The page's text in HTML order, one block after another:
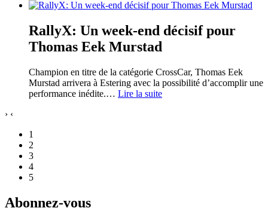
RallyX: Un week-end décisif pour
Thomas Eek Murstad
Champion en titre de la catégorie CrossCar, Thomas Eek
Murstad arrivera à Estering avec la possibilité d’accomplir une
performance inédite.… Lire la suite
› ‹
1
2
3
4
5
Abonnez-vous